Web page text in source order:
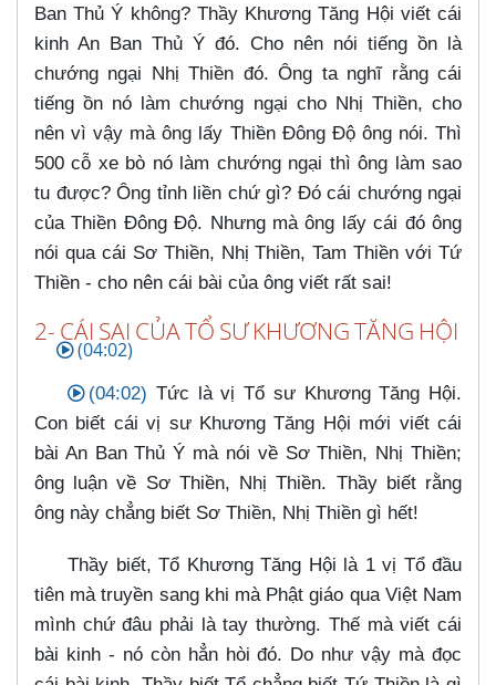
Ban Thủ Ý không? Thầy Khương Tăng Hội viết cái
kinh An Ban Thủ Ý đó. Cho nên nói tiếng ồn là
chướng ngại Nhị Thiền đó. Ông ta nghĩ rằng cái
tiếng ồn nó làm chướng ngại cho Nhị Thiền, cho
nên vì vậy mà ông lấy Thiền Đông Độ ông nói. Thì
500 cỗ xe bò nó làm chướng ngại thì ông làm sao
tu được? Ông tỉnh liền chứ gì? Đó cái chướng ngại
của Thiền Đông Độ. Nhưng mà ông lấy cái đó ông
nói qua cái Sơ Thiền, Nhị Thiền, Tam Thiền với Tứ
Thiền - cho nên cái bài của ông viết rất sai!
2- CÁI SAI CỦA TỔ SƯ KHƯƠNG TĂNG HỘI
(04:02)
(04:02) Tức là vị Tổ sư Khương Tăng Hội.
Con biết cái vị sư Khương Tăng Hội mới viết cái
bài An Ban Thủ Ý mà nói về Sơ Thiền, Nhị Thiền;
ông luận về Sơ Thiền, Nhị Thiền. Thầy biết rằng
ông này chẳng biết Sơ Thiền, Nhị Thiền gì hết!
Thầy biết, Tổ Khương Tăng Hội là 1 vị Tổ đầu
tiên mà truyền sang khi mà Phật giáo qua Việt Nam
mình chứ đâu phải là tay thường. Thế mà viết cái
bài kinh - nó còn hẳn hòi đó. Do như vậy mà đọc